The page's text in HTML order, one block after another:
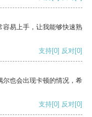
容易上手，让我能够快速熟
支持[0] 反对[0]
尔也会出现卡顿的情况，希
支持[0] 反对[0]